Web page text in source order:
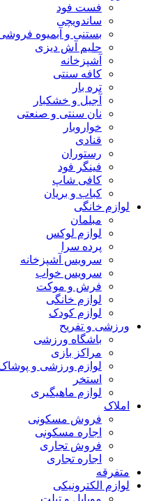
فست فود
ساندویچی
بستنی و آبمیوه
حلیم آش دیزی
آشپزخانه
کافه سنتی
تره بار
آجیل و خشکبار
نان سنتی و صنعتی
خواروبار
قنادی
رستوران
فینگر فود
کافی شاپ
کباب و بریان
لوازم خانگی
مبلمان
لوازم لوکس
پرده سرا
سرویس آشپزخانه
سرویس خواب
فرش و موکت
لوازم خانگی
لوازم کودک
ورزشی و تفریح
باشگاه ورزشی
مراکز بازی
لوازم ورزشی و
استخر
لوازم ماهیگیری
املاک
فروش مسکونی
اجاره مسکونی
فروش تجاری
اجاره تجاری
متفرقه
لوازم الکترونیکی